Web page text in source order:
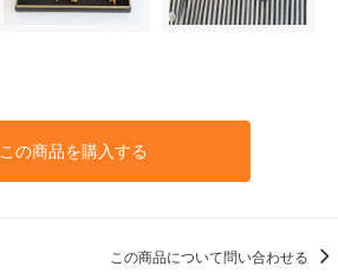
この商品を購入する
この商品について問い合わせる